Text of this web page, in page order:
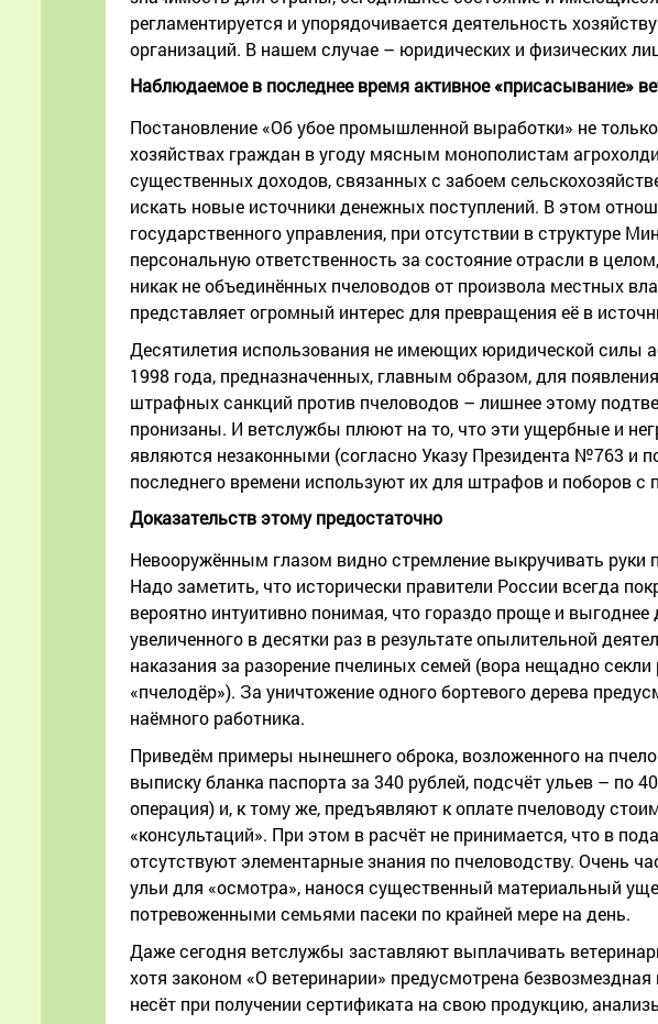
регламентируется и упорядочивается деятельность
организаций. В нашем случае – юридических и физических
Наблюдаемое в последнее время активное «присасывание»
Постановление «Об убое промышленной выработки» не
хозяйствах граждан в угоду мясным монополистам
существенных доходов, связанных с забоем
искать новые источники денежных поступлений. В этом
государственного управления, при отсутствии в структуре
персональную ответственность за состояние отрасли в
никак не объединённых пчеловодов от произвола местных
представляет огромный интерес для превращения её в
Десятилетия использования не имеющих юридической силы
1998 года, предназначенных, главным образом, для
штрафных санкций против пчеловодов – лишнее этому
пронизаны. И ветслужбы плюют на то, что эти ущербные и
являются незаконными (согласно Указу Президента №763 и
последнего времени используют их для штрафов и поборов с
Доказательств этому предостаточно
Невооружённым глазом видно стремление выкручивать руки
Надо заметить, что исторически правители России всегда
вероятно интуитивно понимая, что гораздо проще и
увеличенного в десятки раз в результате опылительной
наказания за разорение пчелиных семей (вора нещадно
«пчелодёр»). За уничтожение одного бортевого дерева
наёмного работника.
Приведём примеры нынешнего оброка, возложенного на
выписку бланка паспорта за 340 рублей, подсчёт ульев – по
операция) и, к тому же, предъявляют к оплате пчеловоду
«консультаций». При этом в расчёт не принимается, что в
отсутствуют элементарные знания по пчеловодству. Очень
ульи для «осмотра», нанося существенный материальный
потревоженными семьями пасеки по крайней мере на день.
Даже сегодня ветслужбы заставляют выплачивать
хотя законом «О ветеринарии» предусмотрена
несёт при получении сертификата на свою продукцию,